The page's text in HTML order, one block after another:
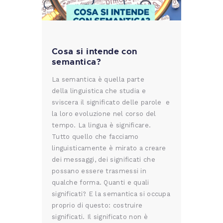
Cosa si intende con
semantica?
La semantica è quella parte
della linguistica che studia e
sviscera il significato delle parole e
la loro evoluzione nel corso del
tempo. La lingua è significare.
Tutto quello che facciamo
linguisticamente è mirato a creare
dei messaggi, dei significati che
possano essere trasmessi in
qualche forma. Quanti e quali
significati? E la semantica si occupa
proprio di questo: costruire
significati. Il significato non è